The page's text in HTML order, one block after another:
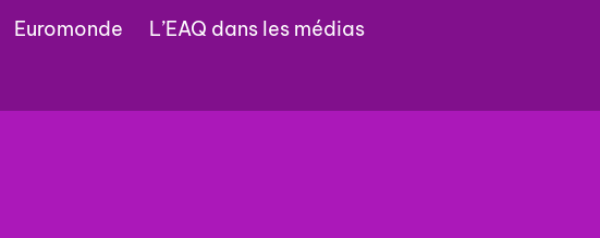
Euromonde L’EAQ dans les médias